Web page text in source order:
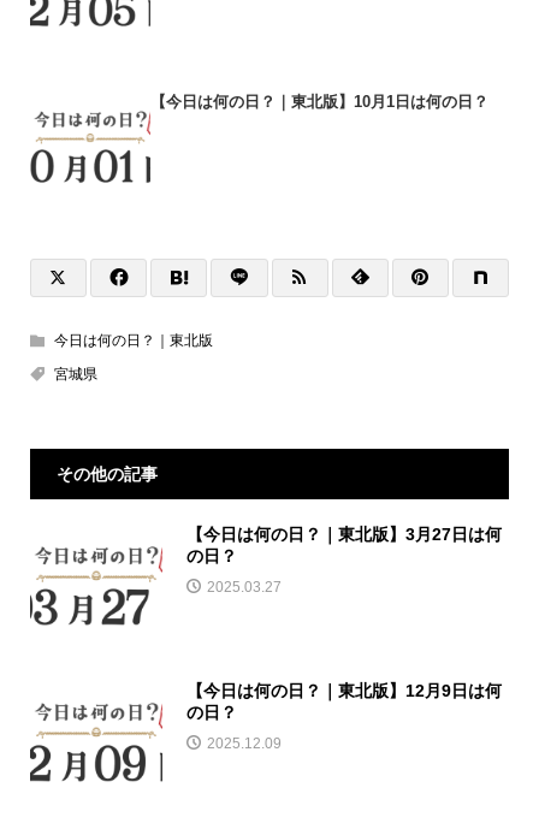
【今日は何の日？｜東北版】10月1日は何の日？
今日は何の日？｜東北版
宮城県
その他の記事
【今日は何の日？｜東北版】3月27日は何
の日？
2025.03.27
【今日は何の日？｜東北版】12月9日は何
の日？
2025.12.09